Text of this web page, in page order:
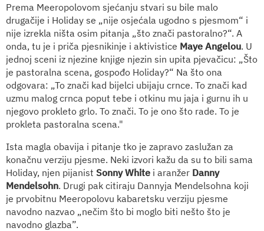
Prema Meeropolovom sjećanju stvari su bile malo
drugačije i Holiday se „nije osjećala ugodno s pjesmom“ i
nije izrekla ništa osim pitanja „što znači pastoralno?“. A
onda, tu je i priča pjesnikinje i aktivistice Maye Angelou. U
jednoj sceni iz njezine knjige njezin sin upita pjevačicu: „Što
je pastoralna scena, gospođo Holiday?“ Na što ona
odgovara: „To znači kad bijelci ubijaju crnce. To znači kad
uzmu malog crnca poput tebe i otkinu mu jaja i gurnu ih u
njegovo prokleto grlo. To znači. To je ono što rade. To je
prokleta pastoralna scena."
Ista magla obavija i pitanje tko je zapravo zaslužan za
konačnu verziju pjesme. Neki izvori kažu da su to bili sama
Holiday, njen pijanist Sonny White i aranžer Danny
Mendelsohn. Drugi pak citiraju Dannyja Mendelsohna koji
je prvobitnu Meeropolovu kabaretsku verziju pjesme
navodno nazvao „nečim što bi moglo biti nešto što je
navodno glazba”.